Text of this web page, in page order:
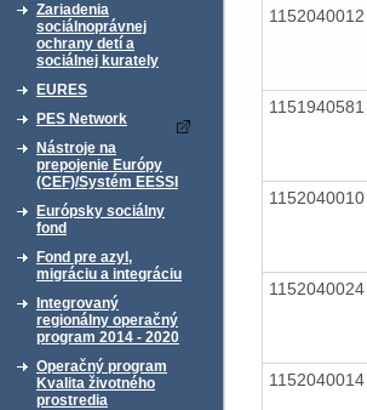
Zariadenia
sociálnoprávnej
ochrany detí a
sociálnej kurately
EURES
PES Network
Nástroje na
prepojenie Európy
(CEF)/Systém EESSI
Európsky sociálny
fond
Fond pre azyl,
migráciu a integráciu
Integrovaný
regionálny operačný
program 2014 - 2020
Operačný program
Kvalita životného
prostredia
1152040012
1151940581
1152040010
1152040024
1152040014